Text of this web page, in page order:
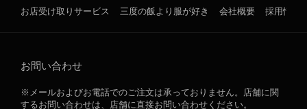
お店受け取りサービス 三度の飯より服が好き 会社概要 採用情報
お問い合わせ
※メールおよびお電話でのご注文は承っておりません。店舗に関
するお問い合わせは、店舗に直接お問い合わせください。